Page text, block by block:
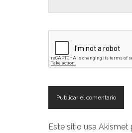
Este sitio usa Akismet